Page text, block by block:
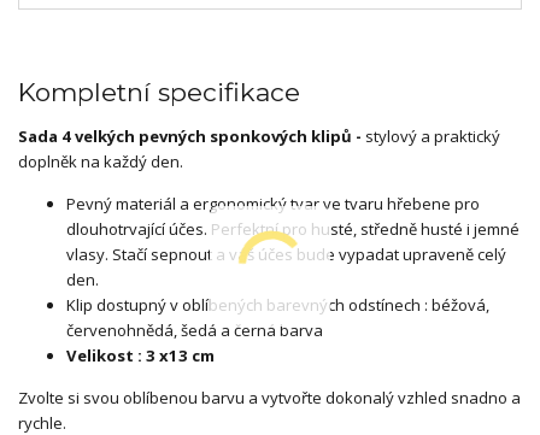
Kompletní specifikace
Sada 4 velkých pevných sponkových klipů - stylový a praktický
doplněk na každý den.
Pevný materiál a ergonomický tvar ve tvaru hřebene pro
dlouhotrvající účes. Perfektní pro husté, středně husté i jemné
vlasy. Stačí sepnout a váš účes bude vypadat upraveně celý
den.
Klip dostupný v oblíbených barevných odstínech : béžová,
červenohnědá, šedá a černá barva
Velikost : 3 x13 cm
Zvolte si svou oblíbenou barvu a vytvořte dokonalý vzhled snadno a
rychle.